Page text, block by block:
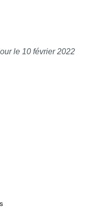
le 10 février 2022